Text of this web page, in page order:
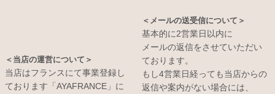
＜当店の運営について＞
当店はフランスにて事業登録し
ております「AYAFRANCE」に
＜メールの送受信について＞
基本的に2営業日以内に
メールの返信をさせていただい
ております。
もし4営業日経っても当店からの
返信や案内がない場合には、